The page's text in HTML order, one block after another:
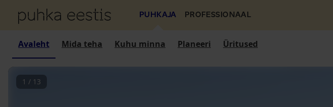
PUHKAJA PROFESSIONAAL
Avaleht Mida teha Kuhu minna Planeeri Üritused
1 / 13